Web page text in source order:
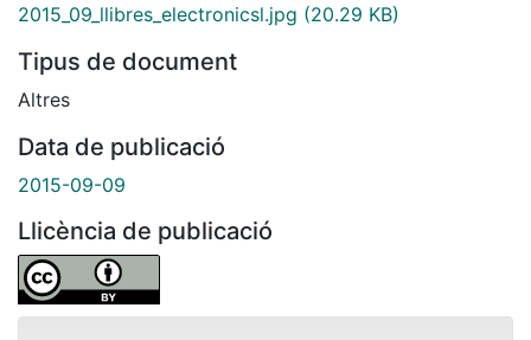
2015_09_llibres_electronicsl.jpg (20.29 KB)
Tipus de document
Altres
Data de publicació
2015-09-09
Llicència de publicació